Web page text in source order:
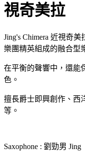
視奇美拉
Jing's Chimera 近視奇
樂團精英組成的融合型
在平衡的聲響中，還能
色。
擅長爵士即興創作、西
等。
Saxophone : 劉勁男 Jing